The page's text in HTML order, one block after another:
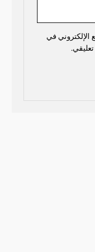
الإلكتروني في